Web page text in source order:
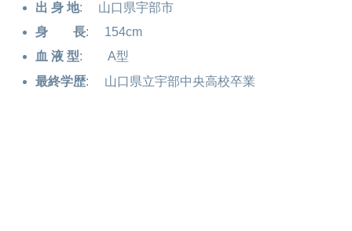
出 身 地: 山口県宇部市
身 長: 154cm
血 液 型: A型
最終学歴: 山口県立宇部中央高校卒業